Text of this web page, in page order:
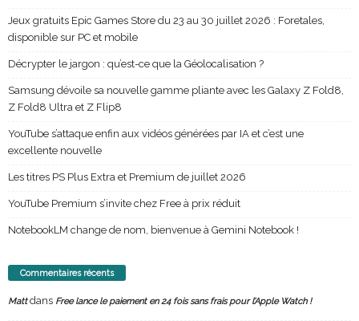
Samsung dévoile sa nouvelle gamme pliante avec les Galaxy Z Fold8,
Z Fold8 Ultra et Z Flip8
YouTube s’attaque enfin aux vidéos générées par IA et c’est une
Les titres PS Plus Extra et Premium de juillet 2026
YouTube Premium s’invite chez Free à prix réduit
Commentaires récents
MattdansFree lance le paiement en 24 fois sans frais pour l’Apple Watch !
Travis KlingdansFree lance le paiement en 24 fois sans frais pour l’Apple Watch !
AdamadansiOS 26.5 est disponible au téléchargement [liens directs]